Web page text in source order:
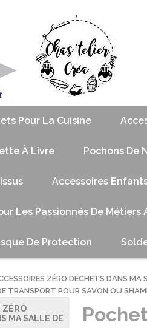
Pour La Cuisine
À Livre Pochons De
Accessoires
Les Passionnés De Métiers
De Protection
ZÉRO
MA SALLE DE
ZÉRO DÉCHETS DANS MA
TRANSPORT POUR SAVON OU